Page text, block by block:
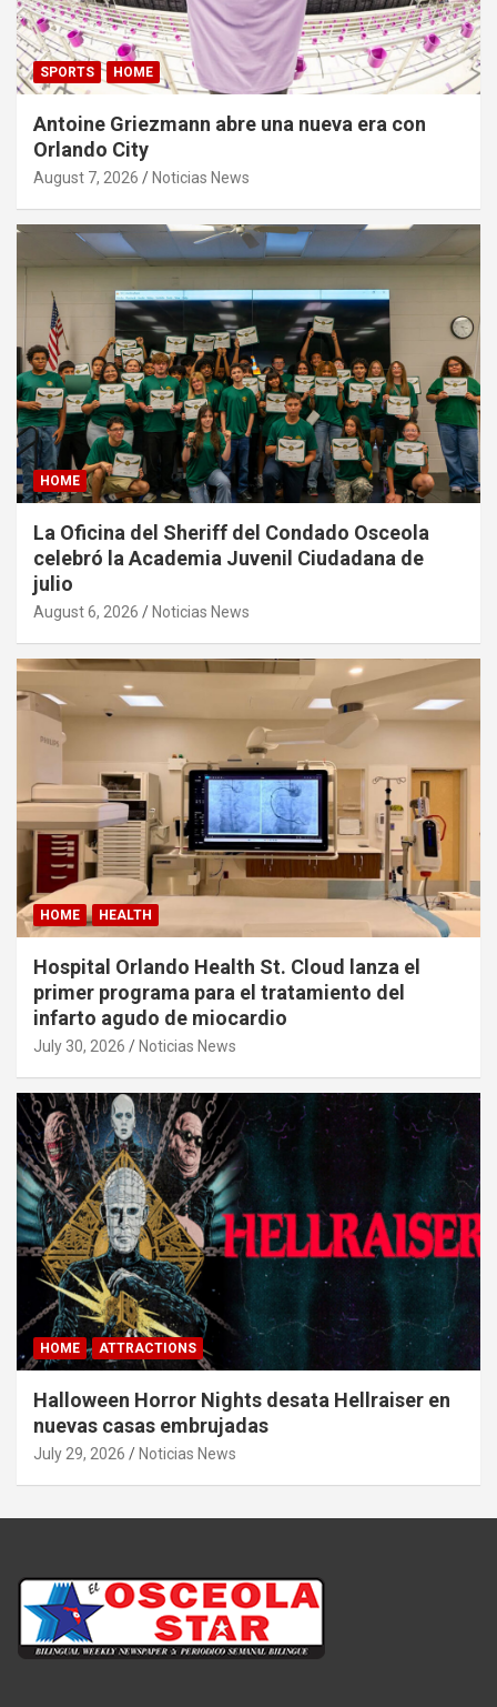
SPORTS HOME
Antoine Griezmann abre una nueva era con
Orlando City
August 7, 2026 Noticias News
HOME
La Oficina del Sheriff del Condado Osceola
celebró la Academia Juvenil Ciudadana de
julio
August 6, 2026 Noticias News
HOME HEALTH
Hospital Orlando Health St. Cloud lanza el
primer programa para el tratamiento del
infarto agudo de miocardio
July 30, 2026 Noticias News
HOME ATTRACTIONS
Halloween Horror Nights desata Hellraiser en
nuevas casas embrujadas
July 29, 2026 Noticias News